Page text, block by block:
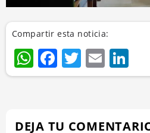
Compartir esta noticia:
WhatsApp
Facebook
Twitter
Email
DEJA TU